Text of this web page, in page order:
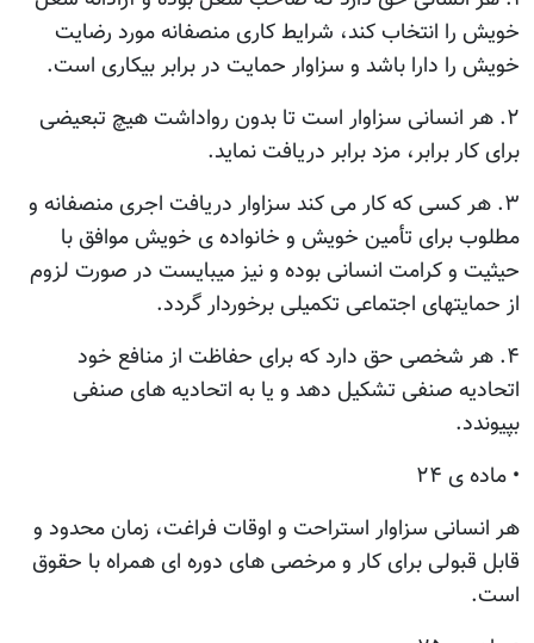
خویش را انتخاب کند، شرایط کاری منصفانه مورد رضایت
خویش را دارا باشد و سزاوار حمایت در برابر بیکاری است.
۲. هر انسانی سزاوار است تا بدون رواداشت هیچ تبعیضی
برای کار برابر، مزد برابر دریافت نماید.
۳. هر کسی که کار می کند سزاوار دریافت اجری منصفانه و
مطلوب برای تأمین خویش و خانواده ی خویش موافق با
حیثیت و کرامت انسانی بوده و نیز میبایست در صورت لزوم
از حمایتهای اجتماعی تکمیلی برخوردار گردد.
۴. هر شخصی حق دارد که برای حفاظت از منافع خود
اتحادیه صنفی تشکیل دهد و یا به اتحادیه های صنفی
بپیوندد.
• ماده ی ۲۴
هر انسانی سزاوار استراحت و اوقات فراغت، زمان محدود و
قابل قبولی برای کار و مرخصی های دوره ای همراه با حقوق
است.